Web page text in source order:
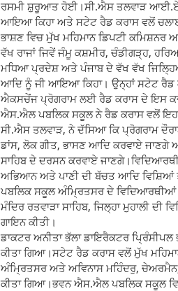
ਰਸਮੀ ਸ਼ੁਰੂਆਤ ਹੋਈ।ਸੀ.ਐਸ ਤਲਵਾੜ
ਆਇਆ ਕਿਹਾ ਅਤੇ ਸਟੇਟ ਰੈਡ ਕਰਾਸ ਵਲੋਂ
ਭਾਸ਼ਣ ਵਿਚ ਮੁੱਖ ਮਹਿਮਾਨ ਡਿਪਟੀ ਕਮਿਸ਼ਨਰ
ਵੱਖ ਰਾਜਾਂ ਜਿਵੇਂ ਜੰਮੂ ਕਸ਼ਮੀਰ, ਚੰਡੀਗੜ੍ਹ,
ਮਧਿਆ ਪ੍ਰਦੇਸ਼ ਅਤੇ ਪੰਜਾਬ ਦੇ ਵੱਖ ਵੱਖ
ਆਦਿ ਨੂੰ ਜੀ ਆਇਆ ਕਿਹਾ। ਉਨ੍ਹਾਂ ਸਟੇਟ ਰੈਡ
ਐਕਸਚੇਂਜ ਪ੍ਰੋਗਰਾਮ ਲਈ ਰੈਡ ਕਰਾਸ ਦੇ ਇਸ
ਐਸ.ਐਲ ਪਬਲਿਕ ਸਕੂਲ ਨੇ ਰੈਡ ਕਰਾਸ ਵਲੋਂ ਇਹ
ਸੀ.ਐਸ ਤਲਵਾੜ, ਨੇ ਦੱਸਿਆ ਕਿ ਪ੍ਰੋਗਰਾਮ
ਡਾਂਸ, ਲੋਕ ਗੀਤ, ਭਾਸਣ ਆਦਿ ਕਰਵਾਏ ਜਾਣਗੇ
ਸਾਹਿਬ ਦੇ ਦਰਸਨ ਕਰਵਾਏ
ਅਭਿਆਨ ਅਤੇ ਪਾਣੀ ਦੀ ਬੱਚਤ ਆਦਿ ਵਿਸ਼ਿਆਂ
ਪਬਲਿਕ ਸਕੂਲ ਅੰਮ੍ਰਿਤਸਰ ਦੇ ਵਿਦਿਆਰਥੀਆਂ
ਮੰਦਿਰ ਰਤਵਾੜਾ ਸਾਹਿਬ, ਜਿਲ੍ਹਾ ਮੁਹਾਲੀ ਦੀ
ਗਾਇਨ ਕੀਤੀ।
ਡਾਕਟਰ ਅਨੀਤਾ ਭੱਲਾ ਡਾਇਰੈਕਟਰ
ਕੀਤਾ ਗਿਆ।ਸਟੇਟ ਰੈਡ ਕਰਾਸ ਵਲੋਂ ਮੁੱਖ
ਅੰਮਿ੍ਰਤਸਰ ਅਤੇ ਅਵਿਨਾਸ ਮਹਿੰਦਰੁ,
ਕੀਤਾ ਗਿਆ।ਭਵਨ ਐਸ.ਐਲ ਪਬਲਿਕ ਸਕੂਲ